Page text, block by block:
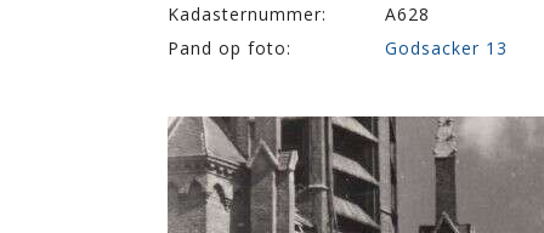
Kadasternummer:
A628
Pand op foto:
Godsacker 13